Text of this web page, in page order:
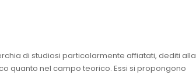
di studiosi particolarmente affiatati, dediti alla
quanto nel campo teorico. Essi si propongono